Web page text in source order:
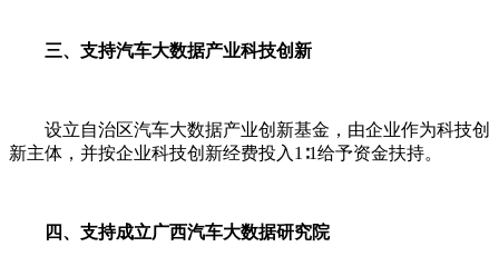
三、支持汽车大数据产业科技创新
设立自治区汽车大数据产业创新基金，由企业作为科技创
新主体，并按企业科技创新经费投入1∶1给予资金扶持。
四、支持成立广西汽车大数据研究院